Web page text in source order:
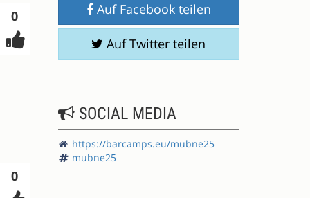
0Votes
0Votes
Auf Facebook teilen
Auf Twitter teilen
SOCIAL MEDIA
https://barcamps.eu/mubne25
mubne25